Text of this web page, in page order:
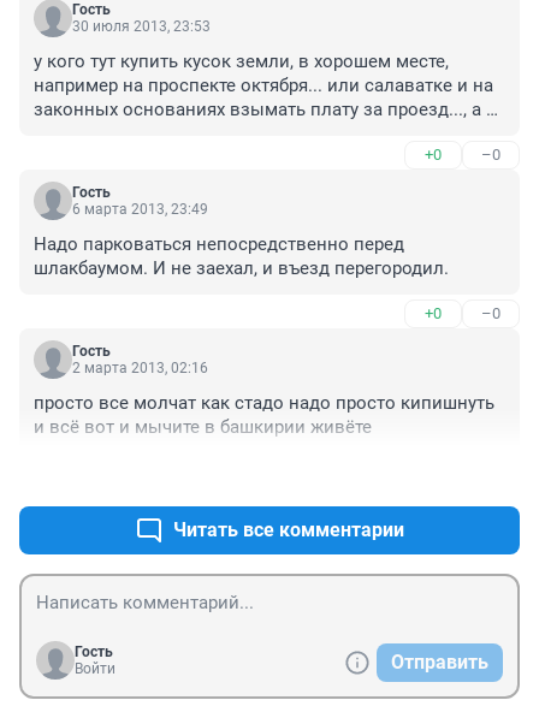
Гость
30 июля 2013, 23:53
у кого тут купить кусок земли, в хорошем месте,
например на проспекте октября... или салаватке и на
законных основаниях взымать плату за проезд..., а ну
все подъезды, например к Меге, Леруа, Кастораме.
+0 –0
Гость
6 марта 2013, 23:49
Надо парковаться непосредственно перед
шлакбаумом. И не заехал, и въезд перегородил.
+0 –0
Гость
2 марта 2013, 02:16
просто все молчат как стадо надо просто кипишнуть
и всё вот и мычите в башкирии живёте
Читать все комментарии
Гость
Войти
Отправить